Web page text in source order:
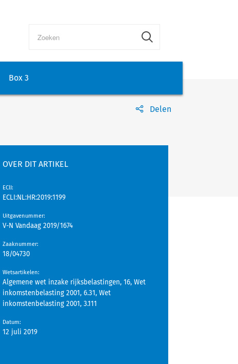
Box 3
Delen
OVER DIT ARTIKEL
EClI:
ECLI:NL:HR:2019:1199
Uitgavenummer:
V-N Vandaag 2019/1674
Zaaknummer:
18/04730
Wetsartikelen:
Algemene wet inzake rijksbelastingen, 16, Wet
inkomstenbelasting 2001, 6.31, Wet
inkomstenbelasting 2001, 3.111
Datum:
12 juli 2019